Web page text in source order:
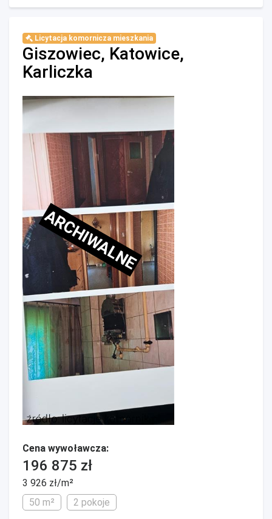
Licytacja komornicza mieszkania
Giszowiec, Katowice,
Karliczka
ARCHIWALNE
Cena wywoławcza:
196 875 zł
3 926 zł/m²
50 m²
2 pokoje